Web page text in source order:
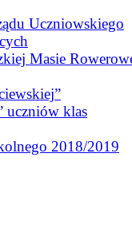
Uczniowskiego
Masie
uczniów klas
2018/2019